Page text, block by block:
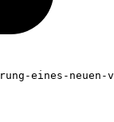
eines-neuen-